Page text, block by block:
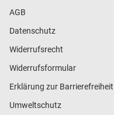
AGB
Datenschutz
Widerrufsrecht
Widerrufsformular
Erklärung zur Barrierefreiheit
Umweltschutz